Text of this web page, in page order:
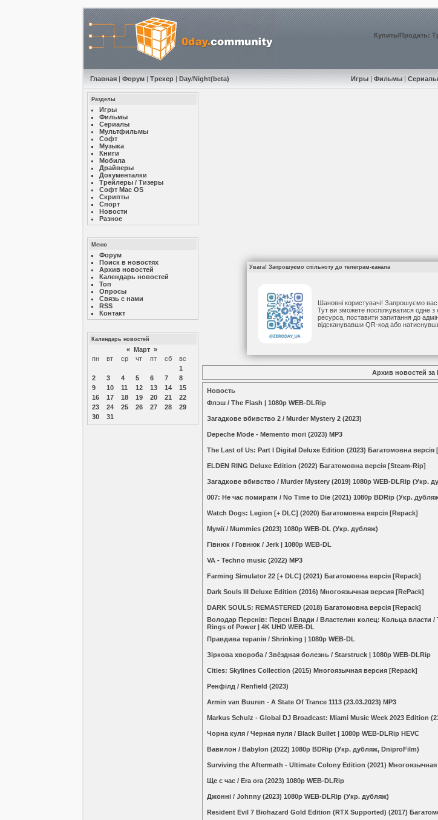
Купить/Продать:
Главная |Форум |Трекер |Day/Night(beta) Игры |Фильмы |Сериалы
Разделы
Игры
Фильмы
Сериалы
Мультфильмы
Софт
Музыкa
Книги
Мобила
Драйверы
Документалки
Трейлеры / Тизеры
Софт Mac OS
Скрипты
Спорт
Новости
Разное
Меню
Форум
Поиск в новостях
Архив новостей
Календарь новостей
Топ
Опросы
Связь с нами
RSS
Контакт
Календарь новостей
« Март »
пн
вт ср чт пт сб
вс
1
2
3 4 5 6 7
8
9
10 11 12 13 14
15
16
17 18 19 20 21
22
23
24 25 26 27 28
29
30
31
Увага! Запрошуємо спільноту до телеграм-канала
Шановні користувачі! Запрошуємо
Тут ви зможете поспілкуватися одне
ресурса, поставити запитання до
відсканувавши QR-код або
Архив новостей за
Новость
Флэш / The Flash | 1080p WEB-DLRip
Загадкове вбивство 2 / Murder Mystery 2 (2023)
Depeche Mode - Memento mori (2023) MP3
The Last of Us: Part I Digital Deluxe Edition (2023) Багатомовна версія
ELDEN RING Deluxe Edition (2022) Багатомовна версія [Steam-Rip]
Загадкове вбивство / Murder Mystery (2019) 1080p WEB-DLRip (Укр.
007: Не час помирати / No Time to Die (2021) 1080p BDRip (Укр.
Watch Dogs: Legion [+ DLC] (2020) Багатомовна версія [Repack]
Мумії / Mummies (2023) 1080p WEB-DL (Укр. дубляж)
Гівнюк / Говнюк / Jerk | 1080p WEB-DL
VA - Techno music (2022) MP3
Farming Simulator 22 [+ DLC] (2021) Багатомовна версія [Repack]
Dark Souls III Deluxe Edition (2016) Многоязычная версия [RePack]
DARK SOULS: REMASTERED (2018) Багатомовна версія [Repack]
Володар Перснів: Персні Влади / Властелин колец: Кольца власти
Rings of Power | 4K UHD WEB-DL
Правдива терапія / Shrinking | 1080p WEB-DL
Зіркова хвороба / Звёздная болезнь / Starstruck | 1080p WEB-DLRip
Cities: Skylines Collection (2015) Многоязычная версия [Repack]
Ренфілд / Renfield (2023)
Armin van Buuren - A State Of Trance 1113 (23.03.2023) MP3
Markus Schulz - Global DJ Broadcast: Miami Music Week 2023 Edition
Чорна куля / Черная пуля / Black Bullet | 1080p WEB-DLRip HEVC
Вавилон / Babylon (2022) 1080p BDRip (Укр. дубляж, DniproFilm)
Surviving the Aftermath - Ultimate Colony Edition (2021) Многоязычная
Ще є час / Era ora (2023) 1080p WEB-DLRip
Джонні / Johnny (2023) 1080p WEB-DLRip (Укр. дубляж)
Resident Evil 7 Biohazard Gold Edition (RTX Supported) (2017)